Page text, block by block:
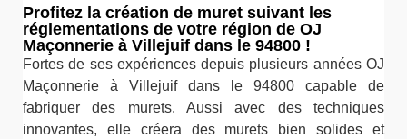
Profitez la création de muret suivant les
réglementations de votre région de OJ
Maçonnerie à Villejuif dans le 94800 !
Fortes de ses expériences depuis plusieurs années OJ
Maçonnerie à Villejuif dans le 94800 capable de
fabriquer des murets. Aussi avec des techniques
innovantes, elle créera des murets bien solides et